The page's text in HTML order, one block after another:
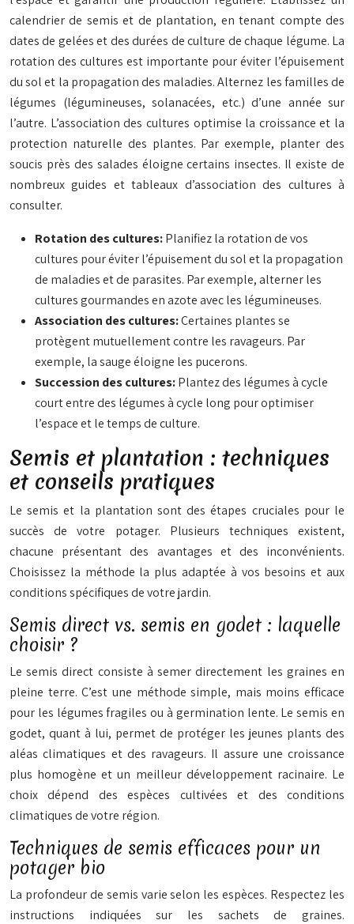
calendrier de semis et de plantation, en tenant compte des
dates de gelées et des durées de culture de chaque légume. La
rotation des cultures est importante pour éviter l’épuisement
du sol et la propagation des maladies. Alternez les familles de
légumes (légumineuses, solanacées, etc.) d’une année sur
l’autre. L’association des cultures optimise la croissance et la
protection naturelle des plantes. Par exemple, planter des
soucis près des salades éloigne certains insectes. Il existe de
nombreux guides et tableaux d’association des cultures à
consulter.
Rotation des cultures:Planifiez la rotation de vos
cultures pour éviter l’épuisement du sol et la propagation
de maladies et de parasites. Par exemple, alterner les
cultures gourmandes en azote avec les légumineuses.
Association des cultures:Certaines plantes se
protègent mutuellement contre les ravageurs. Par
exemple, la sauge éloigne les pucerons.
Succession des cultures:Plantez des légumes à cycle
court entre des légumes à cycle long pour optimiser
l’espace et le temps de culture.
Semis et plantation : techniques
et conseils pratiques
Le semis et la plantation sont des étapes cruciales pour le
succès de votre potager. Plusieurs techniques existent,
chacune présentant des avantages et des inconvénients.
Choisissez la méthode la plus adaptée à vos besoins et aux
conditions spécifiques de votre jardin.
Semis direct vs. semis en godet : laquelle
choisir ?
Le semis direct consiste à semer directement les graines en
pleine terre. C’est une méthode simple, mais moins efficace
pour les légumes fragiles ou à germination lente. Le semis en
godet, quant à lui, permet de protéger les jeunes plants des
aléas climatiques et des ravageurs. Il assure une croissance
plus homogène et un meilleur développement racinaire. Le
choix dépend des espèces cultivées et des conditions
climatiques de votre région.
Techniques de semis efficaces pour un
potager bio
La profondeur de semis varie selon les espèces. Respectez les
instructions indiquées sur les sachets de graines.